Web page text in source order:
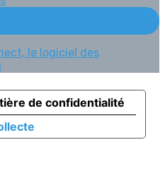
le logiciel des
de confidentialité